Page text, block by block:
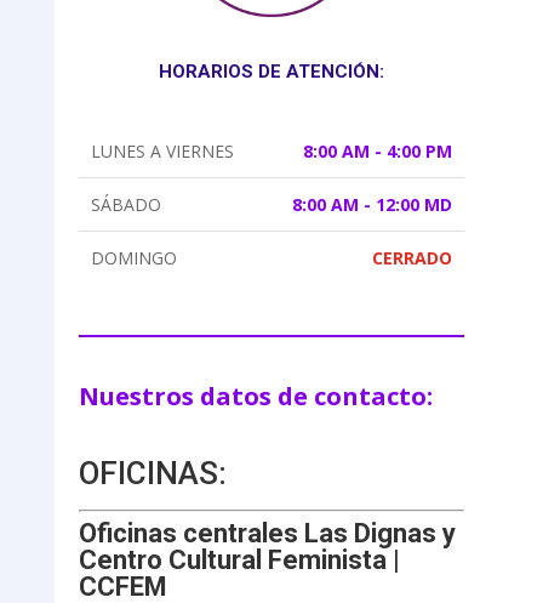
HORARIOS DE ATENCIÓN:
LUNES A VIERNES 8:00 AM - 4:00 PM
SÁBADO 8:00 AM - 12:00 MD
DOMINGO CERRADO
Nuestros datos de contacto:
OFICINAS:
Oficinas centrales Las Dignas y
Centro Cultural Feminista |
CCFEM